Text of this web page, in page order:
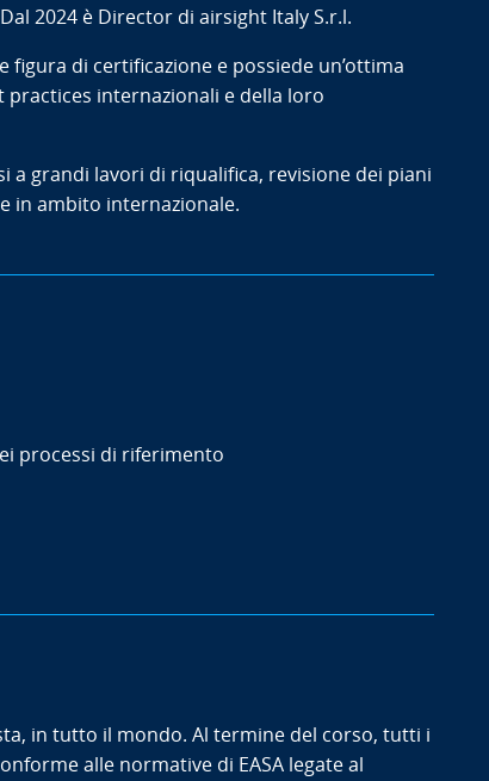
2024 è Director di airsight Italy S.r.l.
di certificazione e possiede un’ottima
practices internazionali e della loro
a grandi lavori di riqualifica, revisione dei piani
in ambito internazionale.
processi di riferimento
in tutto il mondo. Al termine del corso, tutti i
alle normative di EASA legate al